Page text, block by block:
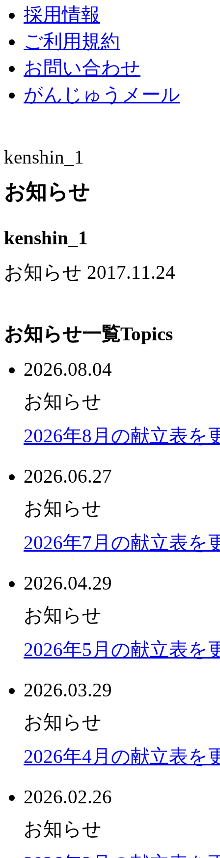
採用情報
ご利用規約
お問い合わせ
がんじゅうメール
kenshin_1
お知らせ
kenshin_1
お知らせ 2017.11.24
お知らせ一覧Topics
2026.08.04
お知らせ
2026年8月の献立表を
2026.06.27
お知らせ
2026年7月の献立表を
2026.04.29
お知らせ
2026年5月の献立表を
2026.03.29
お知らせ
2026年4月の献立表を
2026.02.26
お知らせ